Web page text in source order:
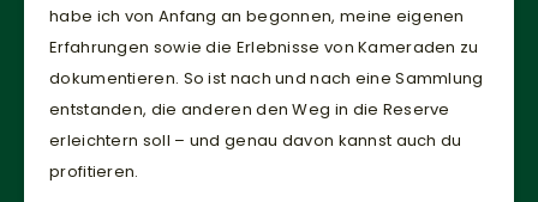
habe ich von Anfang an begonnen, meine eigenen
Erfahrungen sowie die Erlebnisse von Kameraden zu
dokumentieren. So ist nach und nach eine Sammlung
entstanden, die anderen den Weg in die Reserve
erleichtern soll – und genau davon kannst auch du
profitieren.
optional. Sie
damit die
Website
funktioniert.